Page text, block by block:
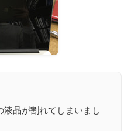
晶が割れてしまいまし